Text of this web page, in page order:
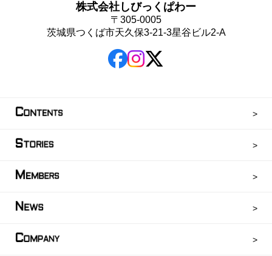
株式会社しびっくぱわー
〒305-0005
茨城県つくば市天久保3-21-3星谷ビル2-A
CONTENTS
STORIES
M EMBERS
N EWS
COMPANY